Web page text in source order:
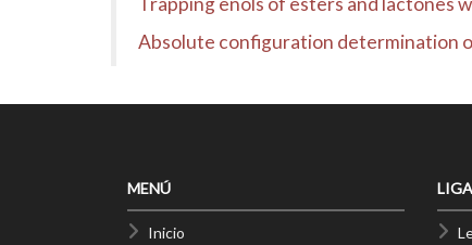
Absolute configuration determination
MENÚ
Inicio